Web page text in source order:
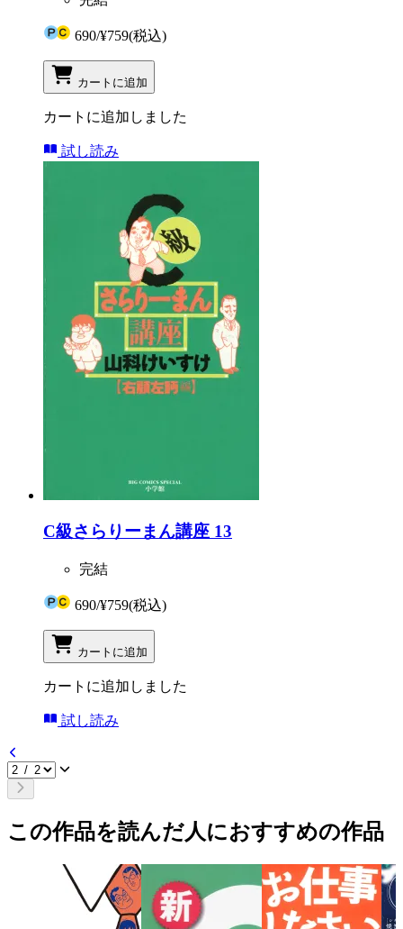
690/¥759(税込)
カートに追加
カートに追加しました
試し読み
C級さらりーまん講座 13
完結
690/¥759(税込)
カートに追加
カートに追加しました
試し読み
この作品を読んだ人におすすめの作品